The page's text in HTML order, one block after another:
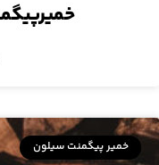
خمیر پیگمنت سیلون